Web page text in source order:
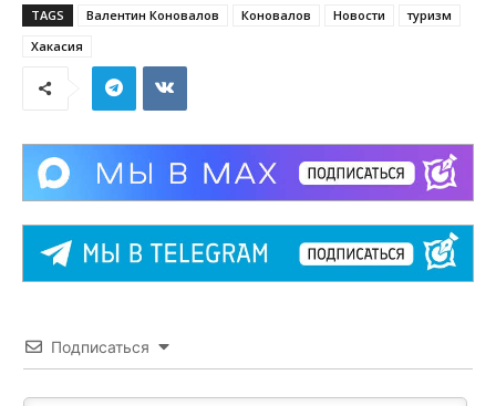
TAGS Валентин Коновалов Коновалов Новости
туризм
Хакасия
Подписаться